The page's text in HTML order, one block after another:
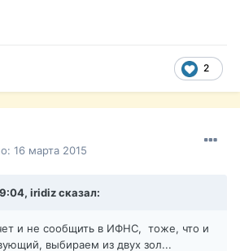
2
16 марта 2015
iridiz сказал:
и не сообщить в ИФНС, тоже, что и
выбираем из двух зол...